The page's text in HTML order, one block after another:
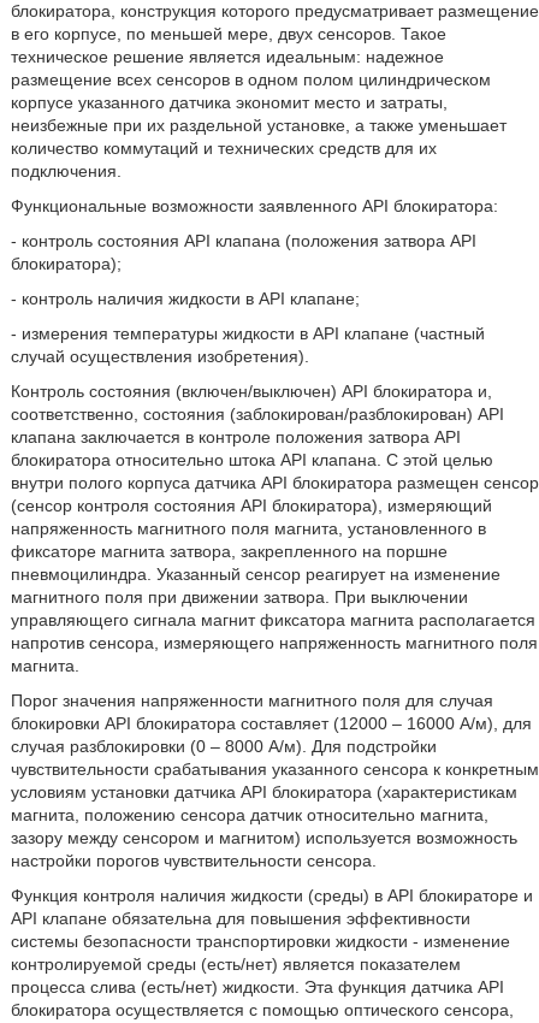
блокиратора, конструкция которого предусматривает размещение
в его корпусе, по меньшей мере, двух сенсоров. Такое
техническое решение является идеальным: надежное
размещение всех сенсоров в одном полом цилиндрическом
корпусе указанного датчика экономит место и затраты,
неизбежные при их раздельной установке, а также уменьшает
количество коммутаций и технических средств для их
подключения.
Функциональные возможности заявленного API блокиратора:
- контроль состояния API клапана (положения затвора API
блокиратора);
- контроль наличия жидкости в API клапане;
- измерения температуры жидкости в API клапане (частный
случай осуществления изобретения).
Контроль состояния (включен/выключен) API блокиратора и,
соответственно, состояния (заблокирован/разблокирован) API
клапана заключается в контроле положения затвора API
блокиратора относительно штока API клапана. С этой целью
внутри полого корпуса датчика API блокиратора размещен сенсор
(сенсор контроля состояния API блокиратора), измеряющий
напряженность магнитного поля магнита, установленного в
фиксаторе магнита затвора, закрепленного на поршне
пневмоцилиндра. Указанный сенсор реагирует на изменение
магнитного поля при движении затвора. При выключении
управляющего сигнала магнит фиксатора магнита располагается
напротив сенсора, измеряющего напряженность магнитного поля
магнита.
Порог значения напряженности магнитного поля для случая
блокировки API блокиратора составляет (12000 – 16000 А/м), для
случая разблокировки (0 – 8000 А/м). Для подстройки
чувствительности срабатывания указанного сенсора к конкретным
условиям установки датчика API блокиратора (характеристикам
магнита, положению сенсора датчик относительно магнита,
зазору между сенсором и магнитом) используется возможность
настройки порогов чувствительности сенсора.
Функция контроля наличия жидкости (среды) в API блокираторе и
API клапане обязательна для повышения эффективности
системы безопасности транспортировки жидкости - изменение
контролируемой среды (есть/нет) является показателем
процесса слива (есть/нет) жидкости. Эта функция датчика API
блокиратора осуществляется с помощью оптического сенсора,